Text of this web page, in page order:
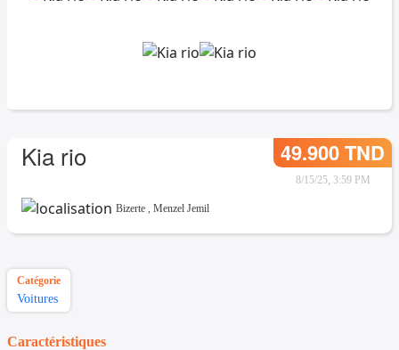
Kia rio 49.900 TND
8/15/25, 3:59 PM
Bizerte , Menzel Jemil
Catégorie
Voitures
Caractéristiques